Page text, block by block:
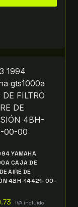
YAMAHA
CAJA DE
AIRE DE
4BH-14421-00-
IVA incluido